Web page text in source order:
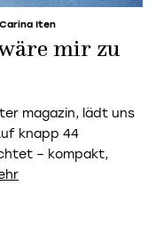
Iten
mir zu
magazin, lädt uns
knapp 44
– kompakt,